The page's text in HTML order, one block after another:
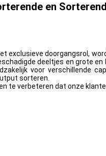
en
doorgangsrol,
deeltjes en grote en
voor verschillende
sorteren.
te verbeteren dat onze